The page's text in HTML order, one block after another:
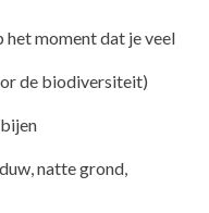
het moment dat je veel
de biodiversiteit)
natte grond,